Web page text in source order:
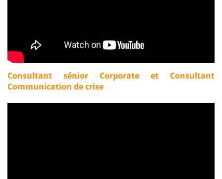
Consultant sénior Corporate et Consultant
Communication de crise